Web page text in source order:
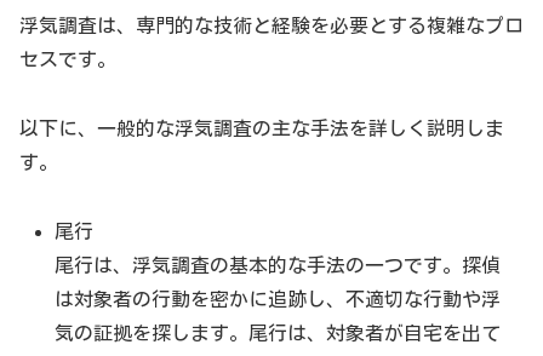
浮気調査は、専門的な技術と経験を必要とする複雑なプロ
セスです。
以下に、一般的な浮気調査の主な手法を詳しく説明しま
す。
尾行
尾行は、浮気調査の基本的な手法の一つです。探偵
は対象者の行動を密かに追跡し、不適切な行動や浮
気の証拠を探します。尾行は、対象者が自宅を出て